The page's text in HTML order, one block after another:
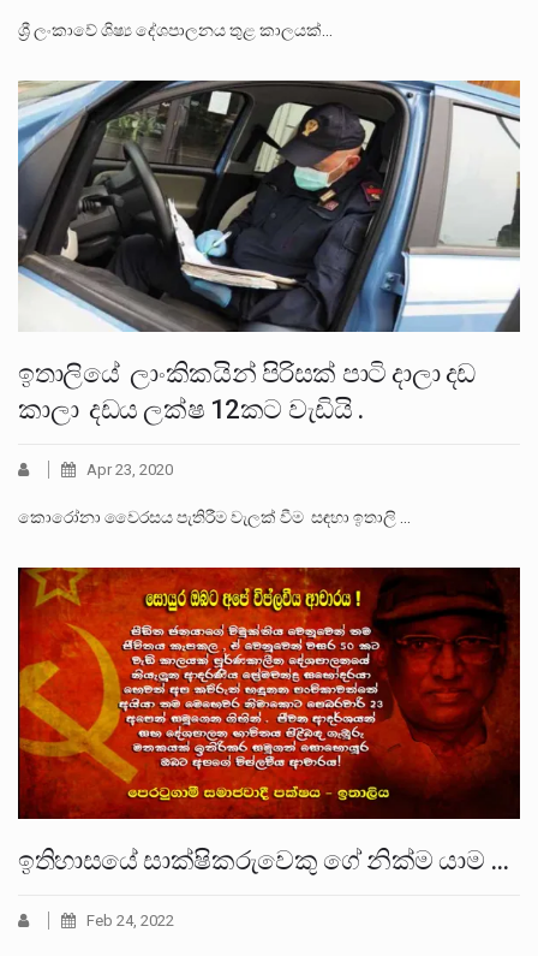
ශ්‍රී ලංකාවේ ශිෂ්‍ය දේශපාලනය තුළ කාලයක්…
ඉතාලියේ ලාංකිකයින් පිරිසක් පාටි දාලා දඩ
කාලා දඩය ලක්ෂ 12කට වැඩියි .
Apr 23, 2020
කොරෝනා වෛරසය පැතිරීම වැලක් වීම සඳහා ඉතාලි …
ඉතිහාසයේ සාක්ෂිකරුවෙකු ගේ නික්ම යාම …
Feb 24, 2022